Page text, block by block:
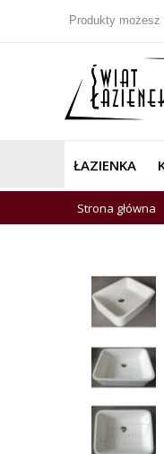
Produkty
ŁAZIENKA
Strona główna